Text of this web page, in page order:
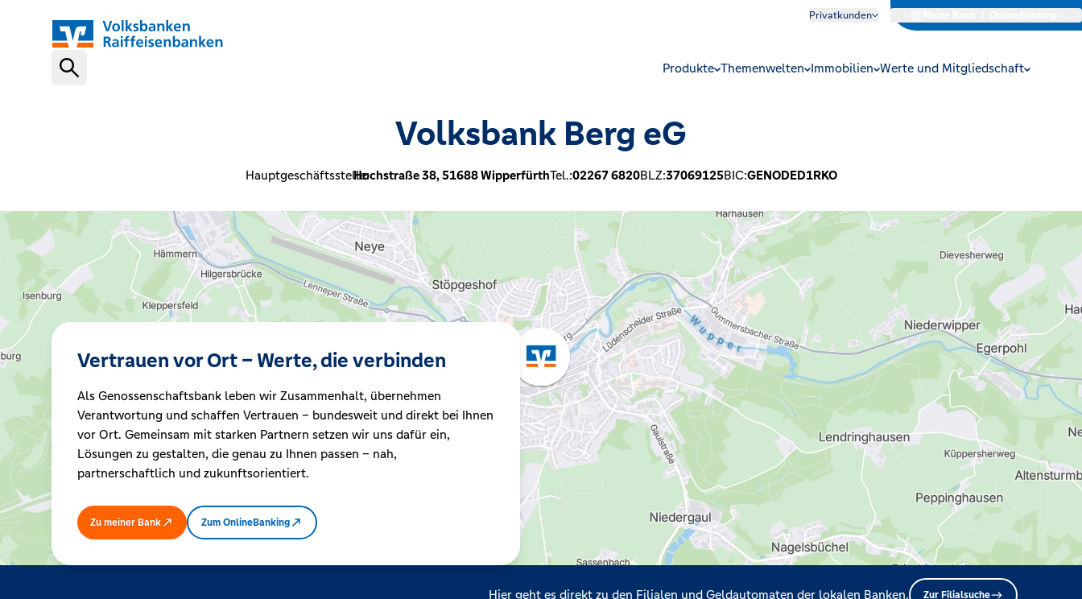
Privatkunden
VR Banking App
Kreditrechner
Immobilien
Produkte Themenwelten Immobilien Werte und Mitgliedschaft
Volksbank Berg eG
Hauptgeschäftsstelle:Hochstraße 38,51688WipperfürthTel.:02267 6820BLZ:37069125BIC:GENODED1RKO
Vertrauen vor Ort – Werte, die verbinden
Als Genossenschaftsbank leben wir Zusammenhalt, übernehmen
Verantwortung und schaffen Vertrauen – bundesweit und direkt bei Ihnen
vor Ort. Gemeinsam mit starken Partnern setzen wir uns dafür ein,
Lösungen zu gestalten, die genau zu Ihnen passen – nah,
partnerschaftlich und zukunftsorientiert.
Zu meiner Bank Zum OnlineBanking
Hier geht es direkt zu den Filialen und Geldautomaten der lokalen Banken. Zur Filialsuche